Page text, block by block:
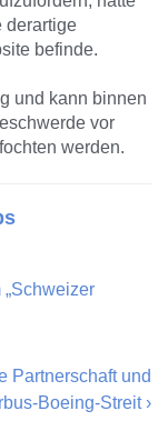
derartige
befinde.
und kann binnen
vor
werden.
Partnerschaft und
Boeing-Streit›